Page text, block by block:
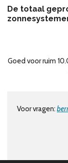
De totaal
Goed voor ruim
Voor vragen: